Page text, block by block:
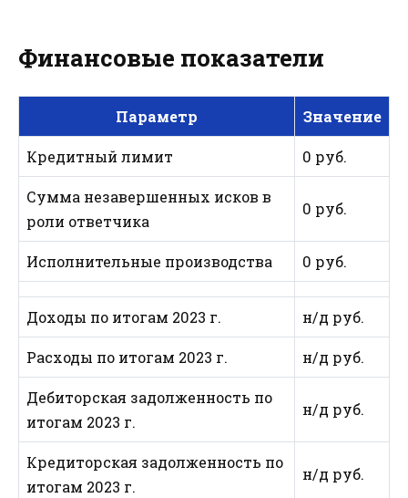
Финансовые показатели
Параметр Значение
Кредитный лимит 0 руб.
Сумма незавершенных исков в
роли ответчика
0 руб.
Исполнительные производства 0 руб.
Доходы по итогам 2023 г. н/д руб.
Расходы по итогам 2023 г. н/д руб.
Дебиторская задолженность по
итогам 2023 г.
н/д руб.
Кредиторская задолженность по
итогам 2023 г.
н/д руб.